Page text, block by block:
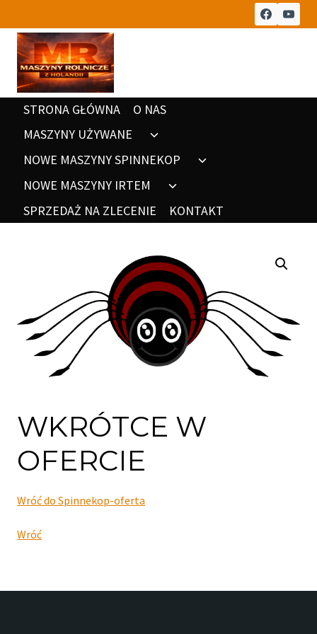
treści
STRONA GŁÓWNA
O NAS
MASZYNY UŻYWANE
Rozwiń
menu
potomne
NOWE MASZYNY SPINNEKOP
Rozwiń
NOWE MASZYNY IRTEM
Rozwiń
menu
potomne
SPRZEDAŻ NA ZLECENIE KONTAKT
WKRÓTCE W
OFERCIE
Wróć do Spinnekop-oferta
Wróć